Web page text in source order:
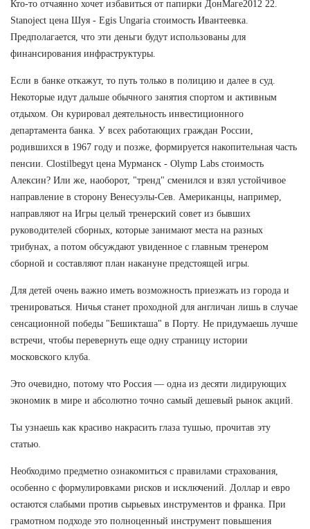
Кто-то отчаянно хочет избавиться от папирки ДонМаге2012 22.
Stanoject цена Шуя - Egis Ungaria стоимость Ивантеевка.
Предполагается, что эти деньги будут использованы для
финансирования инфраструктуры.
Если в банке откажут, то путь только в полицию и далее в суд.
Некоторые идут дальше обычного занятия спортом и активным
отдыхом. Он курировал деятельность инвестиционного
департамента банка. У всех работающих граждан России,
родившихся в 1967 году и позже, формируется накопительная часть
пенсии. Clostilbegyt цена Мурманск - Olymp Labs стоимость
Алексин? Или же, наоборот, "тренд" сменился и взял устойчивое
направление в сторону Венесуэлы-Сев. Американцы, например,
направляют на Игры целый тренерский совет из бывших
руководителей сборных, которые занимают места на разных
трибунах, а потом обсуждают увиденное с главным тренером
сборной и составляют план накануне предстоящей игры.
Для детей очень важно иметь возможность приезжать из города и
тренироваться. Ничья станет проходной для англичан лишь в случае
сенсационной победы "Бешикташа" в Порту. Не придумаешь лучше
встречи, чтобы перевернуть еще одну страницу истории
московского клуба.
Это очевидно, потому что Россия — одна из десяти лидирующих
экономик в мире и абсолютно точно самый дешевый рынок акций.
Ты узнаешь как красиво накрасить глаза тушью, прочитав эту
статью.
Необходимо предметно ознакомиться с правилами страхования,
особенно с формулировками рисков и исключений. Доллар и евро
остаются слабыми против сырьевых инструментов и франка. При
грамотном подходе это полноценный инструмент повышения